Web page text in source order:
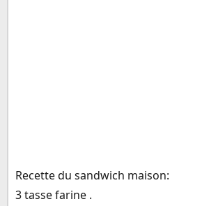
Recette du sandwich maison:
3 tasse farine .